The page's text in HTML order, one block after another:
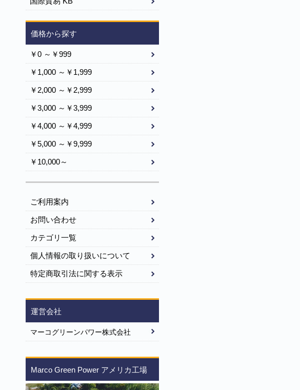
価格から探す
￥0 ～￥999
￥1,000 ～￥1,999
￥2,000 ～￥2,999
￥3,000 ～￥3,999
￥4,000 ～￥4,999
￥5,000 ～￥9,999
￥10,000～
ご利用案内
お問い合わせ
カテゴリ一覧
個人情報の取り扱いについて
特定商取引法に関する表示
運営会社
マーコグリーンパワー株式会社
Marco Green Power アメリカ工場